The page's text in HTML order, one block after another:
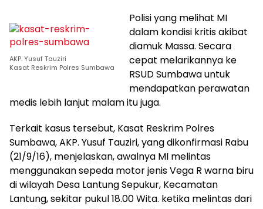
AKP. Yusuf Tauziri
Kasat Reskrim Polres Sumbawa
Polisi yang melihat MI
dalam kondisi kritis akibat
diamuk Massa. Secara
cepat melarikannya ke
RSUD Sumbawa untuk
mendapatkan perawatan
medis lebih lanjut malam itu juga.
Terkait kasus tersebut, Kasat Reskrim Polres
Sumbawa, AKP. Yusuf Tauziri, yang dikonfirmasi Rabu
(21/9/16), menjelaskan, awalnya MI melintas
menggunakan sepeda motor jenis Vega R warna biru
di wilayah Desa Lantung Sepukur, Kecamatan
Lantung, sekitar pukul 18.00 Wita. ketika melintas dari